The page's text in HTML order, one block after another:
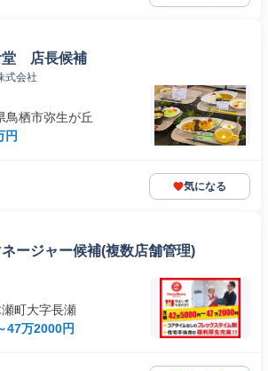
堂 店長候補
式会社
鳥栖市弥生が丘
円
気になる
ージャー候補(複数店舗管理)
町大字長瀬
47万2000円